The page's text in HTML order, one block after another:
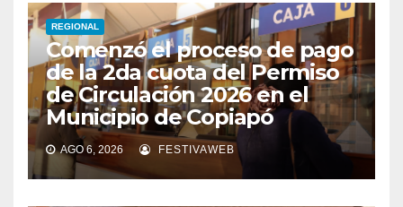
REGIONAL
Comenzó el proceso de pago
de la 2da cuota del Permiso
de Circulación 2026 en el
Municipio de Copiapó
AGO 6, 2026 FESTIVAWEB